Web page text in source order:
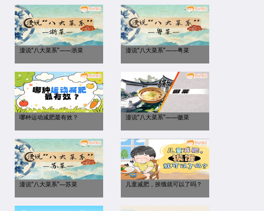
漫说“八大菜系”——浙菜 漫说“八大菜系”——粤菜
哪种运动减肥最有效？ 漫说“八大菜系”——徽菜
漫说“八大菜系”—苏菜 儿童减肥，挨饿就可以了吗？